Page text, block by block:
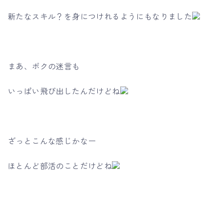
新たなスキル？を身につけれるようにもなりました
まあ、ボクの迷言も
いっぱい飛び出したんだけどね
ざっとこんな感じかなー
ほとんど部活のことだけどね